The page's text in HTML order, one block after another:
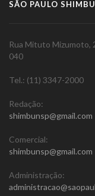
SÃO PAULO
Rua Mituto Mizumoto,
040
Tel.: (11) 3347-2000
Redação:
shimbunsp@gmail.com
Comercial:
shimbunsp@gmail.com
Administração: